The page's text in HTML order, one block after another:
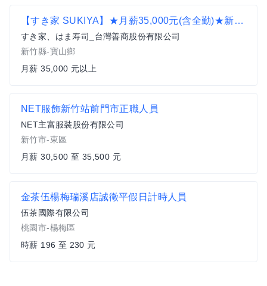
【すき家 SUKIYA】★月薪35,000元(含全勤)★新竹台積電店 全職
すき家、はま寿司_台灣善商股份有限公司
新竹縣-寶山鄉
月薪 35,000 元以上
NET服飾新竹站前門市正職人員
NET主富服裝股份有限公司
新竹市-東區
月薪 30,500 至 35,500 元
金茶伍楊梅瑞溪店誠徵平假日計時人員
伍茶國際有限公司
桃園市-楊梅區
時薪 196 至 230 元